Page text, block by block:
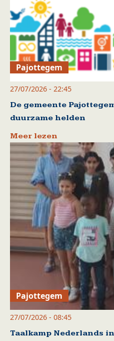
Pajottegem
27/07/2026 - 22:45
De gemeente
duurzame helden
Meer lezen
Pajottegem
27/07/2026 - 08:45
Taalkamp Nederlands in